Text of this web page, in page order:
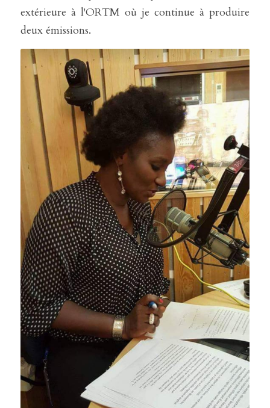
extérieure à l'ORTM où je continue à produire
deux émissions.